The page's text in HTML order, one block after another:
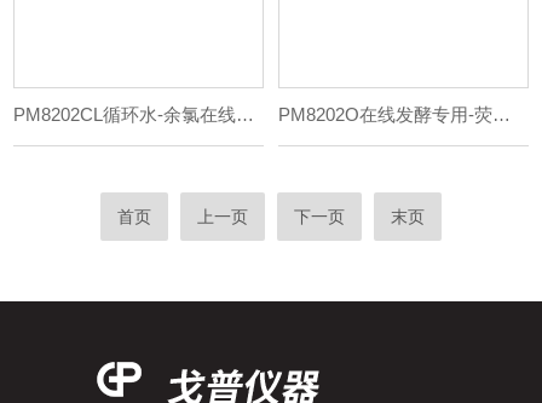
PM8202CL循环水-余氯在线监测仪 PM8202O在线发酵专用-荧光法溶解氧仪
首页 上一页 下一页 末页